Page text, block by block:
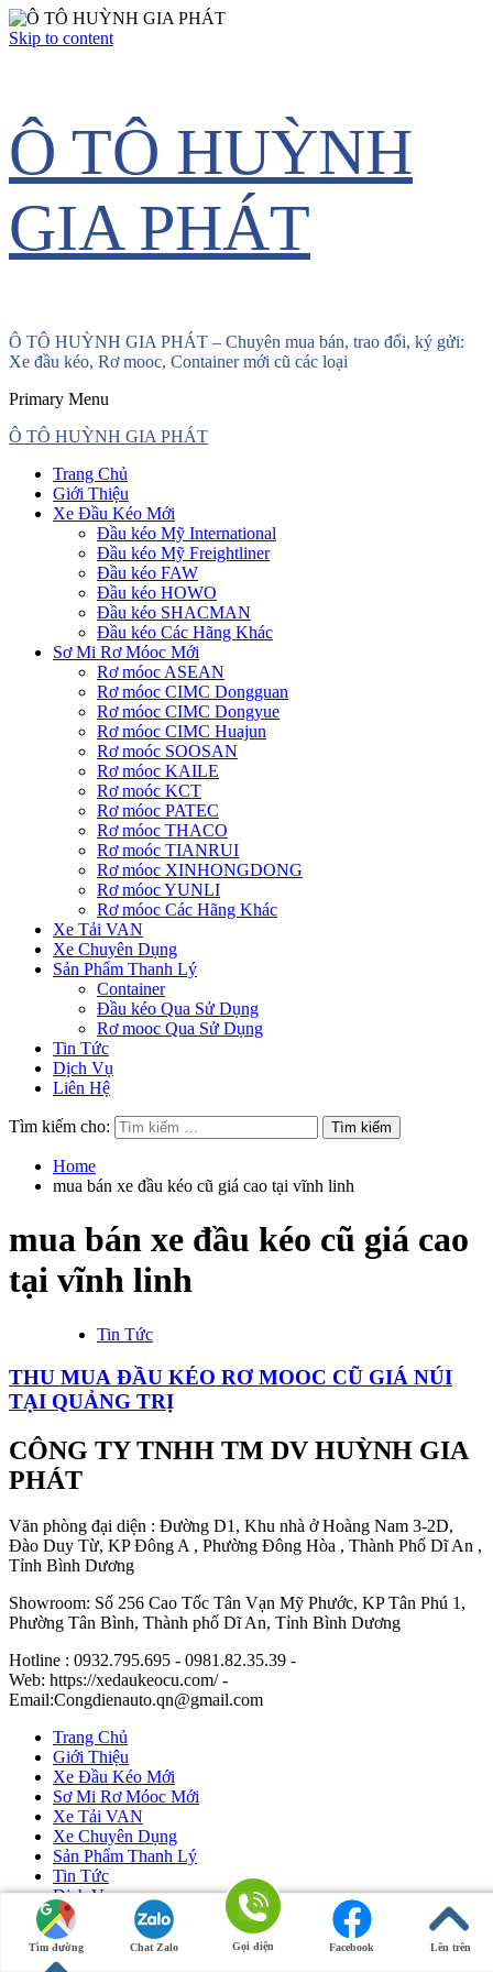
Skip to content
Ô TÔ HUỲNH
GIA PHÁT
Ô TÔ HUỲNH GIA PHÁT – Chuyên mua bán, trao đổi, ký gửi:
Xe đầu kéo, Rơ mooc, Container mới cũ các loại
Primary Menu
Ô TÔ HUỲNH GIA PHÁT
Trang Chủ
Giới Thiệu
Xe Đầu Kéo Mới
Đầu kéo Mỹ International
Đầu kéo Mỹ Freightliner
Đầu kéo FAW
Đầu kéo HOWO
Đầu kéo SHACMAN
Đầu kéo Các Hãng Khác
Sơ Mi Rơ Móoc Mới
Rơ móoc ASEAN
Rơ móoc CIMC Dongguan
Rơ móoc CIMC Dongyue
Rơ móoc CIMC Huajun
Rơ moóc SOOSAN
Rơ móoc KAILE
Rơ moóc KCT
Rơ móoc PATEC
Rơ móoc THACO
Rơ moóc TIANRUI
Rơ móoc XINHONGDONG
Rơ móoc YUNLI
Rơ móoc Các Hãng Khác
Xe Tải VAN
Xe Chuyên Dụng
Sản Phẩm Thanh Lý
Container
Đầu kéo Qua Sử Dụng
Rơ mooc Qua Sử Dụng
Tin Tức
Dịch Vụ
Liên Hệ
Tìm kiếm cho:
Home
mua bán xe đầu kéo cũ giá cao tại vĩnh linh
mua bán xe đầu kéo cũ giá cao
tại vĩnh linh
Tin Tức
THU MUA ĐẦU KÉO RƠ MOOC CŨ GIÁ NÚI
TẠI QUẢNG TRỊ
CÔNG TY TNHH TM DV HUỲNH GIA
PHÁT
Văn phòng đại diện : Đường D1, Khu nhà ở Hoàng Nam 3-2D,
Đào Duy Từ, KP Đông A , Phường Đông Hòa , Thành Phố Dĩ An ,
Tỉnh Bình Dương
Showroom: Số 256 Cao Tốc Tân Vạn Mỹ Phước, KP Tân Phú 1,
Phường Tân Bình, Thành phố Dĩ An, Tỉnh Bình Dương
Hotline : 0932.795.695 - 0981.82.35.39 -
Web: https://xedaukeocu.com/ -
Email:Congdienauto.qn@gmail.com
Tìm đường Chat Zalo Gọi điện Facebook Lên trên
Trang Chủ
Giới Thiệu
Xe Đầu Kéo Mới
Sơ Mi Rơ Móoc Mới
Xe Tải VAN
Xe Chuyên Dụng
Sản Phẩm Thanh Lý
Tin Tức
Dịch Vụ
Liên Hệ
Ô Tô Huỳnh Gia Phát|Xe Đầu Kéo Mỹ by Huỳnh Gia Phát.